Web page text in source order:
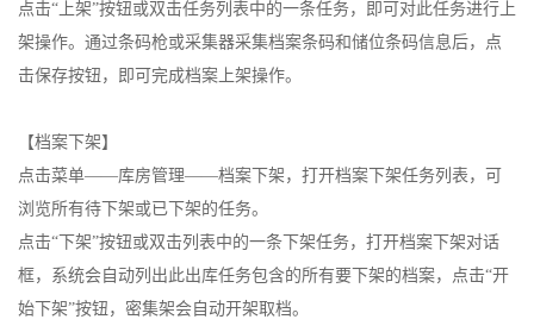
点击“上架”按钮或双击任务列表中的一条任务，即可对此任务进行上
架操作。通过条码枪或采集器采集档案条码和储位条码信息后，点
击保存按钮，即可完成档案上架操作。
【档案下架】
点击菜单——库房管理——档案下架，打开档案下架任务列表，可
浏览所有待下架或已下架的任务。
点击“下架”按钮或双击列表中的一条下架任务，打开档案下架对话
框，系统会自动列出此出库任务包含的所有要下架的档案，点击“开
始下架”按钮，密集架会自动开架取档。